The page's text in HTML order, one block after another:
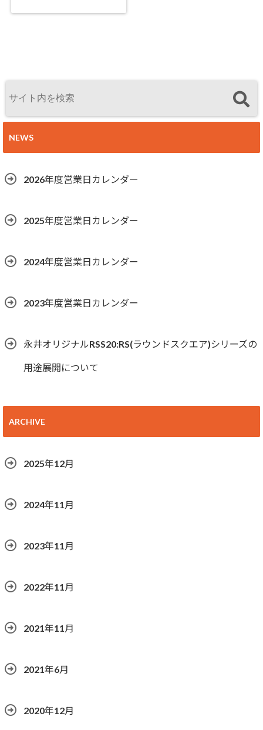
NEWS
2026年度営業日カレンダー
2025年度営業日カレンダー
2024年度営業日カレンダー
2023年度営業日カレンダー
永井オリジナルRSS20:RS(ラウンドスクエア)シリーズの
用途展開について
ARCHIVE
2025年12月
2024年11月
2023年11月
2022年11月
2021年11月
2021年6月
2020年12月